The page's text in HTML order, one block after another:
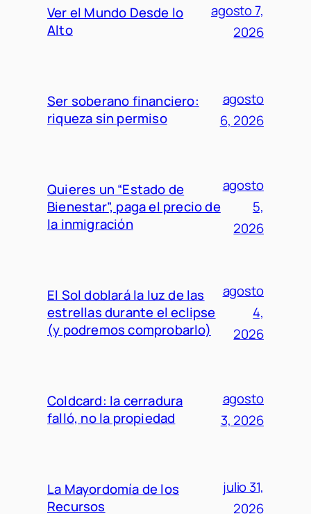
Ver el Mundo Desde lo
Alto
agosto 7,
2026
Ser soberano financiero:
riqueza sin permiso
agosto
6, 2026
Quieres un “Estado de
Bienestar”, paga el precio de
la inmigración
agosto
5,
2026
El Sol doblará la luz de las
estrellas durante el eclipse
(y podremos comprobarlo)
agosto
4,
2026
Coldcard: la cerradura
falló, no la propiedad
agosto
3, 2026
La Mayordomía de los
Recursos
julio 31,
2026